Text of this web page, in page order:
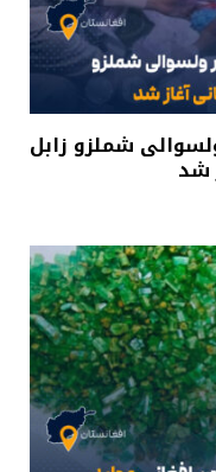
شملزو زابل